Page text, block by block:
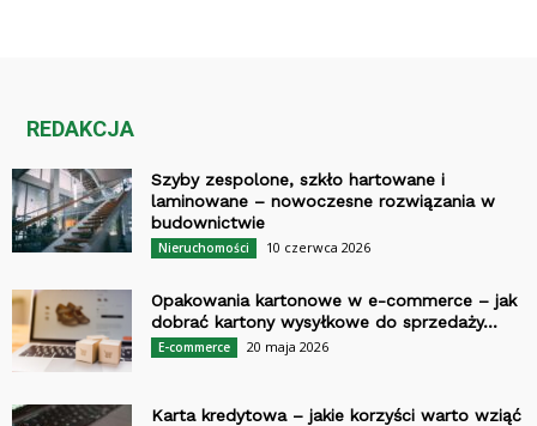
REDAKCJA
Szyby zespolone, szkło hartowane i
laminowane – nowoczesne rozwiązania w
budownictwie
Nieruchomości 10 czerwca 2026
Opakowania kartonowe w e-commerce – jak
dobrać kartony wysyłkowe do sprzedaży...
E-commerce 20 maja 2026
Karta kredytowa – jakie korzyści warto wziąć